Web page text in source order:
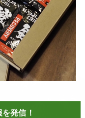
発信！